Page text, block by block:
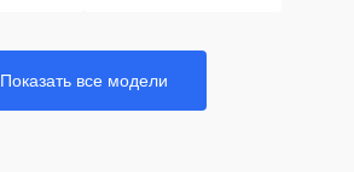
Показать все модели